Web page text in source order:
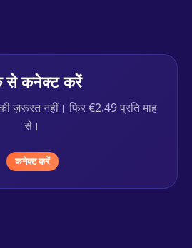
से कनेक्ट करें
ज़रूरत नहीं। फिर €2.49 प्रति माह
से।
कनेक्ट करें